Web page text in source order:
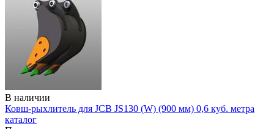
В наличии
Ковш-рыхлитель для JCB JS130 (W) (900 мм) 0,6 куб. метра
каталог